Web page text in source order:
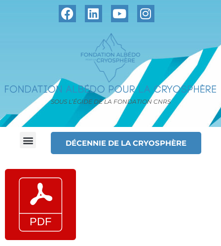
SOUS L’ÉGIDE DE LA FONDATION CNRS
DÉCENNIE DE LA CRYOSPHÈRE